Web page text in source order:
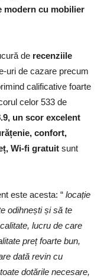
modern cu mobilier
de recenziile
uri de cazare precum
calificative foarte
celor 533 de
un scor excelent
confort,
Wi-fi gratuit sunt
este acesta: “ locație
odihnești și să te
lucru de care
preț foarte bun,
dată revin cu
dotările necesare,